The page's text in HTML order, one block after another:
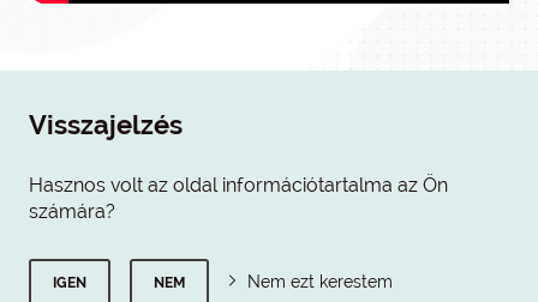
Visszajelzés
Hasznos volt az oldal információtartalma az Ön
számára?
IGEN NEM Nem ezt kerestem